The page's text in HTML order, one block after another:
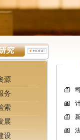
源
务
索
展
设